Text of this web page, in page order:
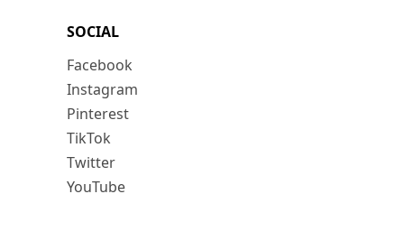
SOCIAL
Facebook
Instagram
Pinterest
TikTok
Twitter
YouTube